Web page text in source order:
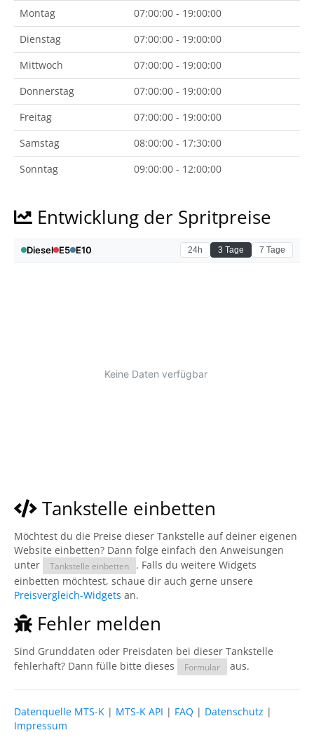
Montag
07:00:00 - 19:00:00
Dienstag
07:00:00 - 19:00:00
Mittwoch
07:00:00 - 19:00:00
Donnerstag
07:00:00 - 19:00:00
Freitag
07:00:00 - 19:00:00
Samstag
08:00:00 - 17:30:00
Sonntag
09:00:00 - 12:00:00
Entwicklung der Spritpreise
Tankstelle einbetten
Möchtest du die Preise dieser Tankstelle auf deiner eigenen
Website einbetten? Dann folge einfach den Anweisungen
unter
Tankstelle einbetten
. Falls du weitere Widgets
einbetten möchtest, schaue dir auch gerne unsere
Preisvergleich-Widgets an.
Fehler melden
Sind Grunddaten oder Preisdaten bei dieser Tankstelle
fehlerhaft? Dann fülle bitte dieses
Formular aus.
Datenquelle MTS-K | MTS-K API | FAQ | Datenschutz |
Impressum